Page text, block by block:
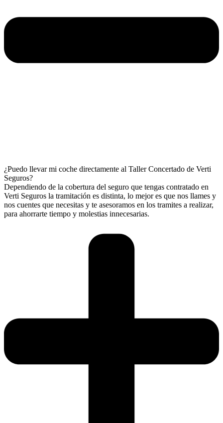
¿Puedo llevar mi coche directamente al Taller Concertado de Verti
Seguros?
Dependiendo de la cobertura del seguro que tengas contratado en
Verti Seguros la tramitación es distinta, lo mejor es que nos llames y
nos cuentes que necesitas y te asesoramos en los tramites a realizar,
para ahorrarte tiempo y molestias innecesarias.